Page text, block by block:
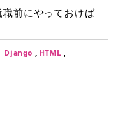
前にやっておけば
Django , HTML ,